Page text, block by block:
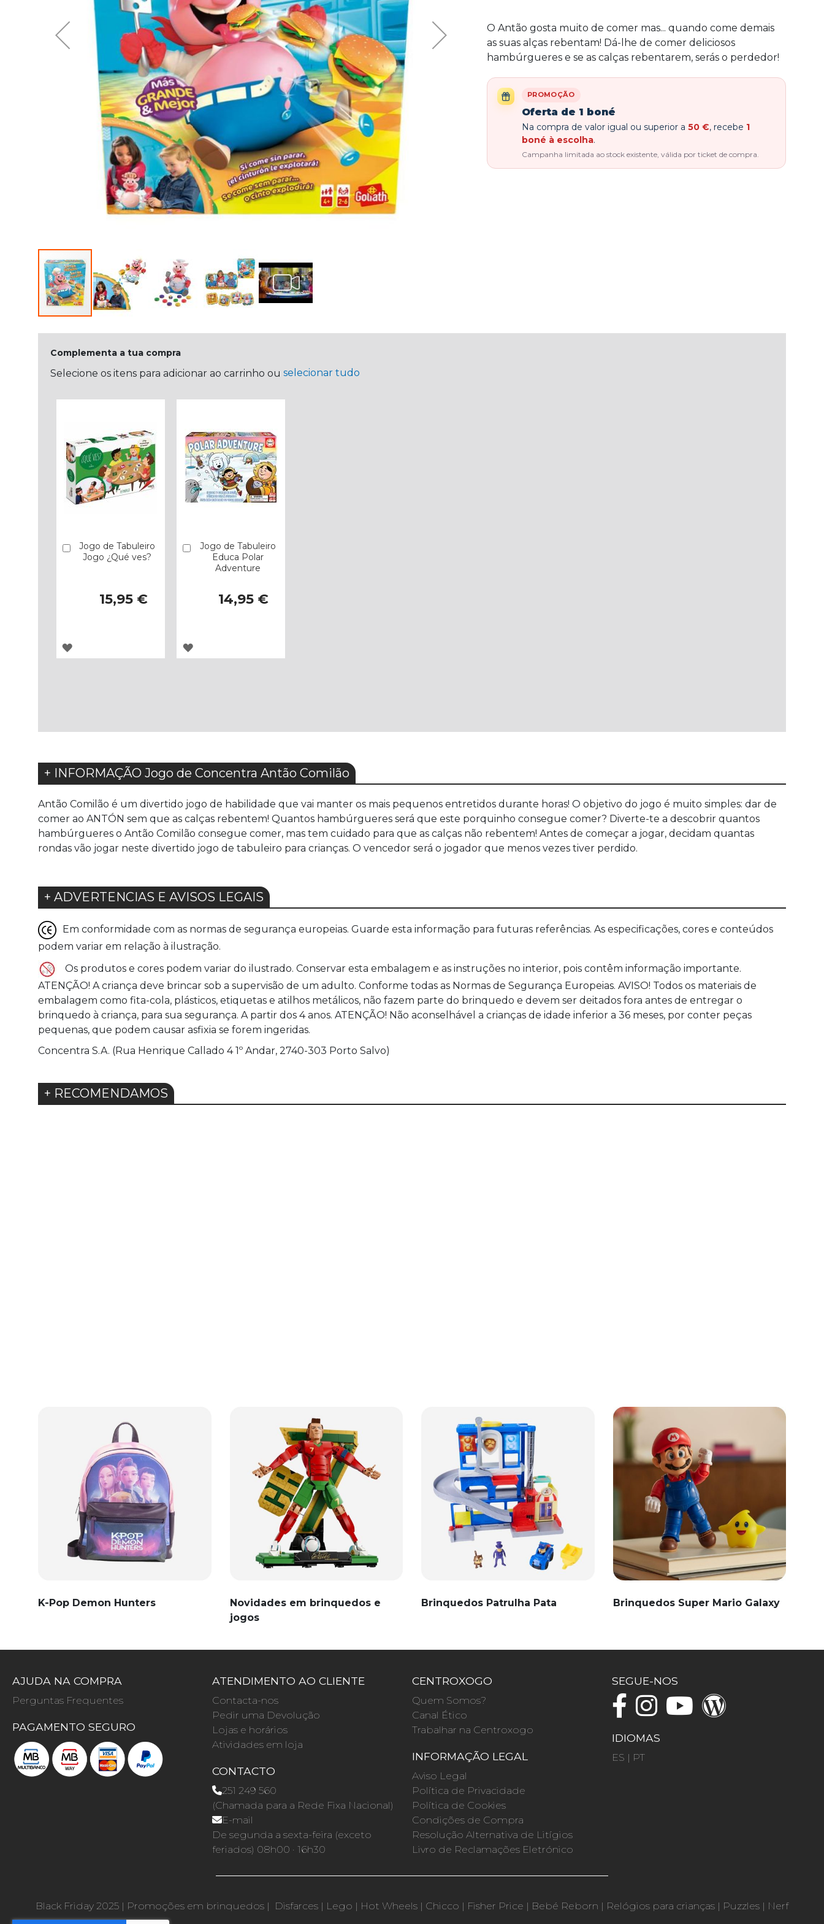
O Antão gosta muito de comer mas... quando come demais
as suas alças rebentam! Dá-lhe de comer deliciosos
hambúrgueres e se as calças rebentarem, serás o perdedor!
PROMOÇÃO
Oferta de 1 boné
Na compra de valor igual ou superior a 50 €, recebe 1
boné à escolha.
Campanha limitada ao stock existente, válida por ticket de compra.
Complementa a tua compra
Selecione os itens para adicionar ao carrinho ou selecionar tudo
Jogo de Tabuleiro
Jogo ¿Qué ves?
15,95 €
Comprar
ADICIONAR
DESEJOS
Jogo de Tabuleiro
Educa Polar
Adventure
14,95 €
Comprar
ADICIONAR
DESEJOS
+ INFORMAÇÃO Jogo de Concentra Antão Comilão
Antão Comilão é um divertido jogo de habilidade que vai manter os mais pequenos entretidos durante horas! O objetivo do jogo é muito simples: dar de
comer ao ANTÓN sem que as calças rebentem! Quantos hambúrgueres será que este porquinho consegue comer? Diverte-te a descobrir quantos
hambúrgueres o Antão Comilão consegue comer, mas tem cuidado para que as calças não rebentem! Antes de começar a jogar, decidam quantas
rondas vão jogar neste divertido jogo de tabuleiro para crianças. O vencedor será o jogador que menos vezes tiver perdido.
+ ADVERTENCIAS E AVISOS LEGAIS
Em conformidade com as normas de segurança europeias. Guarde esta informação para futuras referências. As especificações, cores e conteúdos
podem variar em relação à ilustração.
Os produtos e cores podem variar do ilustrado. Conservar esta embalagem e as instruções no interior, pois contêm informação importante.
ATENÇÃO! A criança deve brincar sob a supervisão de um adulto. Conforme todas as Normas de Segurança Europeias. AVISO! Todos os materiais de
embalagem como fita-cola, plásticos, etiquetas e atilhos metálicos, não fazem parte do brinquedo e devem ser deitados fora antes de entregar o
brinquedo à criança, para sua segurança. A partir dos 4 anos. ATENÇÃO! Não aconselhável a crianças de idade inferior a 36 meses, por conter peças
pequenas, que podem causar asfixia se forem ingeridas.
Concentra S.A. (Rua Henrique Callado 4 1º Andar, 2740-303 Porto Salvo)
+ RECOMENDAMOS
K-Pop Demon Hunters
Novidades em brinquedos e
jogos
Brinquedos Patrulha Pata Brinquedos Super Mario Galaxy
AJUDA NA COMPRA
Perguntas Frequentes
PAGAMENTO SEGURO
ATENDIMENTO AO CLIENTE
Contacta-nos
Pedir uma Devolução
Lojas e horários
Atividades em loja
CONTACTO
251 249 560
(Chamada para a Rede Fixa Nacional)
E-mail
De segunda a sexta-feira (exceto
feriados) 08h00 · 16h30
CENTROXOGO
Quem Somos?
Canal Ético
Trabalhar na Centroxogo
INFORMAÇÃO LEGAL
Aviso Legal
Política de Privacidade
Política de Cookies
Condições de Compra
Resolução Alternativa de Litígios
Livro de Reclamações Eletrónico
SEGUE-NOS
IDIOMAS
ES | PT
Black Friday 2025 | Promoções em brinquedos | Disfarces | Lego | Hot Wheels | Chicco | Fisher Price | Bebé Reborn | Relógios para crianças | Puzzles | Nerf